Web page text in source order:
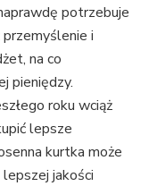
potrzebuje
i
na co
pieniędzy.
roku wciąż
lepsze
kurtka może
jakości